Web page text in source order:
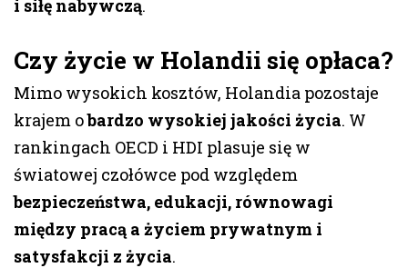
i siłę nabywczą.
Czy życie w Holandii się opłaca?
Mimo wysokich kosztów, Holandia pozostaje
krajem obardzo wysokiej jakości życia. W
rankingach OECD i HDI plasuje się w
światowej czołówce pod względem
bezpieczeństwa, edukacji, równowagi
między pracą a życiem prywatnym i
satysfakcji z życia.